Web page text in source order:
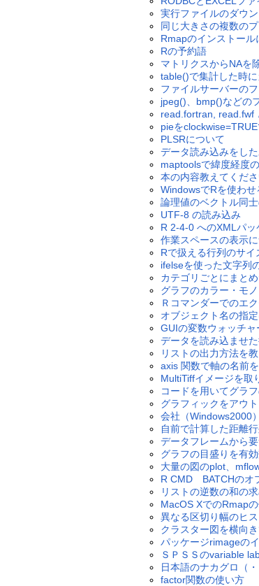
実行ファイルのダウ
同じ大きさの複数の
Rmapのインストール
Rの予約語
マトリクスからNAを
table()で集計した時
ファイルサーバーの
jpeg()、bmp()などの
read.fortran, read.fwf
pieを
PLSRについて
データ読み込みをし
maptoolsで緯度経度
本の内容教えてくだ
WindowsでRを使わせ
論理値のベクトル同
UTF-8 の読み込み
R 2-4-0 へのXMLパッ
作業スペースの表示
Rで扱える行列のサイ
ifelseを使った文字列
カテゴリごとにまと
グラフのカラー・モ
Ｒコマンダーでのエ
オブジェクト名の指
GUIの変数ウォッチ
データを読み込ませ
リストの出力方法を
axis 関数で軸の名前
MultiTiffイメージを取
コードを用いてグラ
グラフィックをアウ
会社（Windows2000
自前で計算した距離
データフレームから
グラフの目盛りを有
大量の図のplot、
R CMD BATCHのオ
リストの逆数の和の
MacOS XでのRmap
異なる区切り幅のヒ
クラスター図を横向
パッケージrimageの
ＳＰＳＳのvariable
日本語のナカグロ（
factor関数の使い方